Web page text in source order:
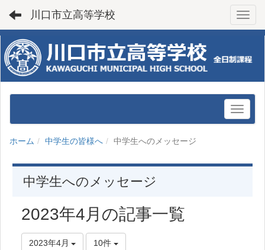
川口市立高等学校
ホーム 中学生の皆様へ 中学生へのメッセージ
中学生へのメッセージ
2023年4月の記事一覧
2023年4月 10件